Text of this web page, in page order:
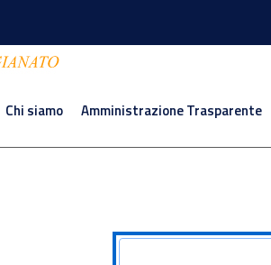
Chi siamo Amministrazione Trasparente